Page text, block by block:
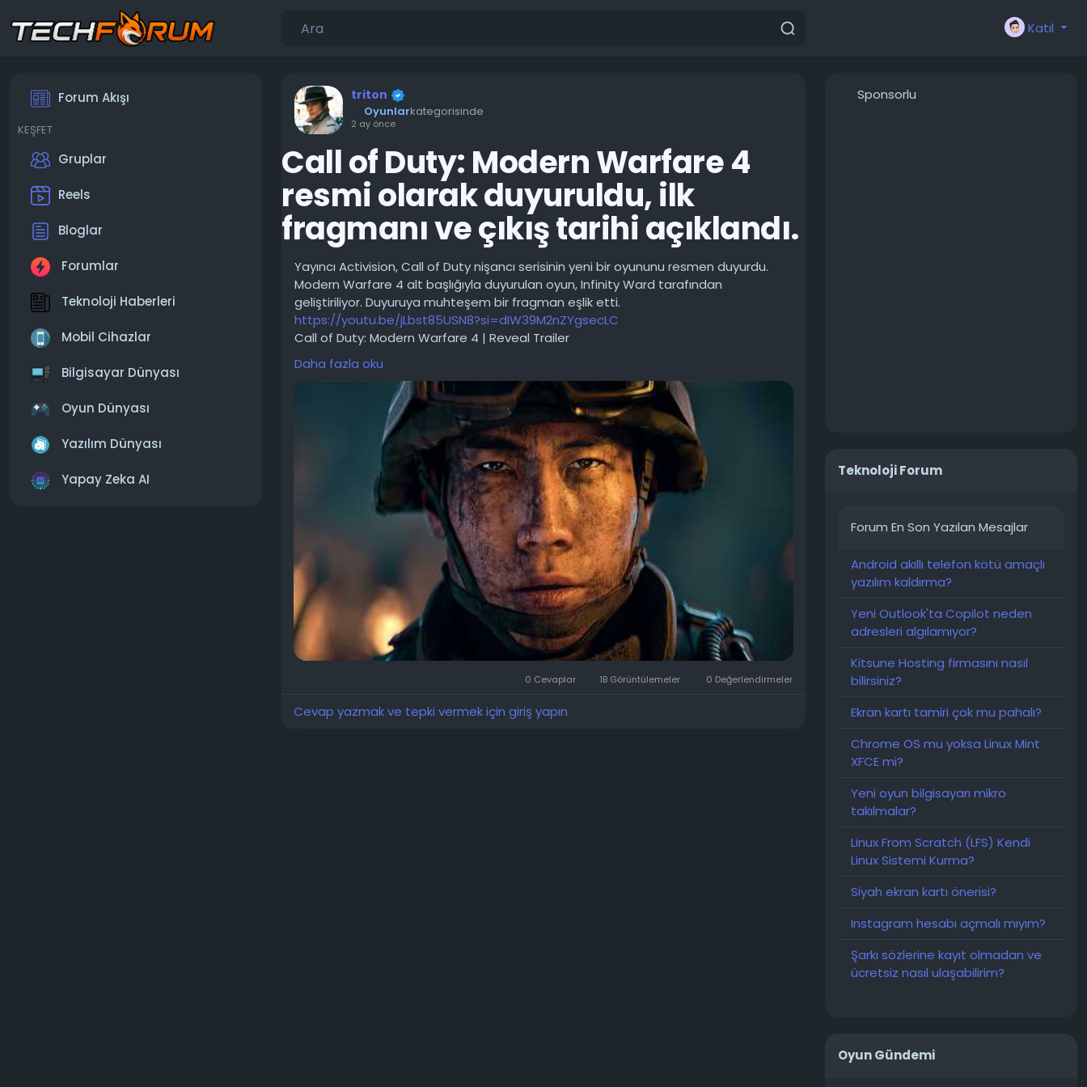
Katıl
Forum Akışı
KEŞFET
Gruplar
Reels
Bloglar
Forumlar
Teknoloji Haberleri
Mobil Cihazlar
Bilgisayar Dünyası
Oyun Dünyası
Yazılım Dünyası
Yapay Zeka AI
triton
Oyunlarkategorisinde
2 ay önce
Call of Duty: Modern Warfare 4
resmi olarak duyuruldu, ilk
fragmanı ve çıkış tarihi açıklandı.
Yayıncı Activision, Call of Duty nişancı serisinin yeni bir oyununu resmen duyurdu.
Modern Warfare 4 alt başlığıyla duyurulan oyun, Infinity Ward tarafından
geliştiriliyor. Duyuruya muhteşem bir fragman eşlik etti.
https://youtu.be/jLbst85USN8?si=dIW39M2nZYgsecLC
Call of Duty: Modern Warfare 4 | Reveal Trailer
Yeni oyun, hikaye odaklı bir kampanya ve serinin imzası niteliğindeki çok oyunculu
modu içerecek. Çok oyunculu modlar arasında DMZ, Hijack, Inflation ve Counter
Attack yer alıyor. Hikaye modunun baş kahramanı, serinin hayranlarına tanıdık gelen
bir yüz olan Kaptan Price olacak. Kampanya sırasında oyuncular New York, Paris,
Mumbai ve Kuzey ve Güney Kore arasında tam ölçekli bir savaşın patlak verdiği
Kore Yarımadası'nı ziyaret edecekler.
Geliştiriciler, nişancılık mekaniğini önemli ölçüde geliştireceklerini ve "bugüne kadarki
en gerçekçi nişancılık deneyimini" sunacaklarını vaat ediyor. Projenin bu yıl 23
Ekim'de piyasaya sürülmesi planlanıyor. Hedef platformlar arasında PC, PlayStation
5, Xbox Series X/S ve Nintendo Switch 2 yer alıyor.
Alıntıdır...
Daha fazla oku
0 Cevaplar 1B Görüntülemeler 0 Değerlendirmeler
Cevap yazmak ve tepki vermek için giriş yapın
Sponsorlu
Teknoloji Forum
Forum En Son Yazılan Mesajlar
Android akıllı telefon kötü amaçlı
yazılım kaldırma?
Yeni Outlook'ta Copilot neden
adresleri algılamıyor?
Kitsune Hosting firmasını nasıl
bilirsiniz?
Ekran kartı tamiri çok mu pahalı?
Chrome OS mu yoksa Linux Mint
XFCE mi?
Yeni oyun bilgisayarı mikro
takılmalar?
Linux From Scratch (LFS) Kendi
Linux Sistemi Kurma?
Siyah ekran kartı önerisi?
Instagram hesabı açmalı mıyım?
Şarkı sözlerine kayıt olmadan ve
ücretsiz nasıl ulaşabilirim?
Oyun Gündemi